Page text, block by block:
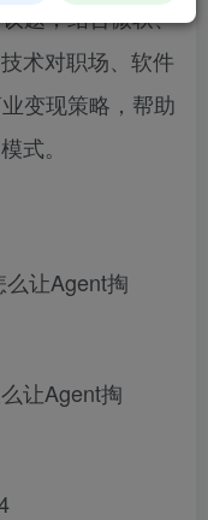
题，结合微软、
术对职场、软件
变现策略，帮助
式。
么让Agent掏
让Agent掏